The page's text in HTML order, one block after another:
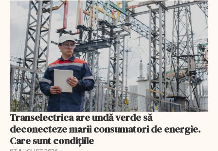
Transelectrica are undă verde să
deconecteze marii consumatori de energie.
Care sunt condițiile